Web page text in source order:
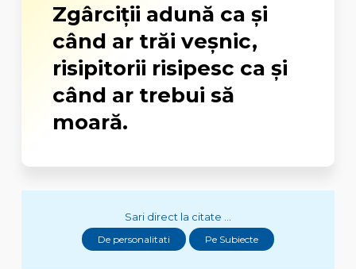
Zgârciții adună ca și
când ar trăi veșnic,
risipitorii risipesc ca și
când ar trebui să
moară.
Sari direct la citate ...
De personalitati Pe Subiecte